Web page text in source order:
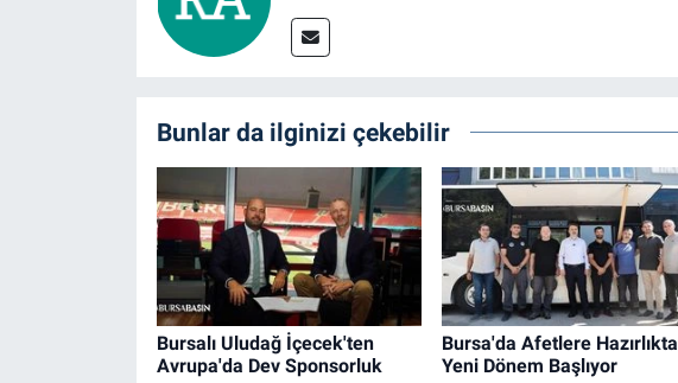
Bunlar da ilginizi çekebilir
Bursalı Uludağ İçecek'ten
Avrupa'da Dev Sponsorluk
Bursa'da Afetlere Hazırlıkta
Yeni Dönem Başlıyor